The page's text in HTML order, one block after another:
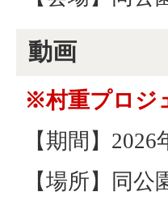
動画
※村重プロジ
【期間】
【場所】同